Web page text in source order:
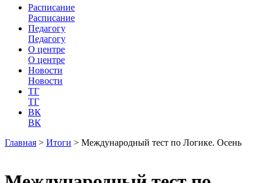
Расписание
Расписание
Педагогу
Педагогу
О центре
О центре
Новости
Новости
ТГ
ТГ
ВК
ВК
Главная > Итоги > Международный тест по Логике. Осень